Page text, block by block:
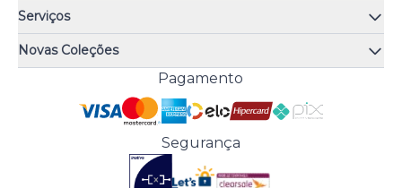
Quem somos
Quiz de fragrâncias
Trocas e Devoluções
Troque Fácil
Perguntas Frequentes
Política de Pagamento
Política de Entrega
Política de Privacidade
Comprar com CNPJ?
Serviços
Atendimento
Meus Pedidos
Trabalhe Conosco
Preferências de Cookies
Novas Coleções
Cenoura & Bronze
Pagamento
Segurança